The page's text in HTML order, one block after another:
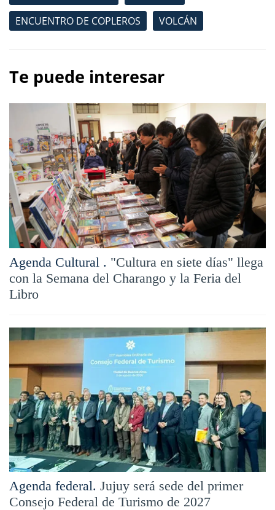
ENCUENTRO DE COPLEROS
VOLCÁN
Te puede interesar
Agenda Cultural . "Cultura en siete días" llega
con la Semana del Charango y la Feria del
Libro
Agenda federal. Jujuy será sede del primer
Consejo Federal de Turismo de 2027